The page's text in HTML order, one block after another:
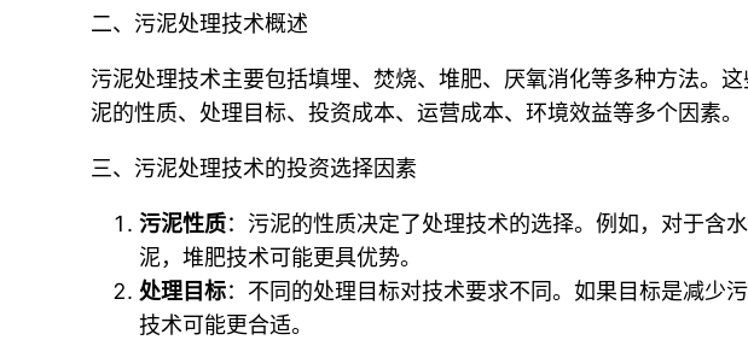
二、污泥处理技术概述
污泥处理技术主要包括填埋、焚烧、堆肥、厌氧消化等多种方法。
泥的性质、处理目标、投资成本、运营成本、环境效益等多个因素。
三、污泥处理技术的投资选择因素
污泥性质：污泥的性质决定了处理技术的选择。例如，对于含
泥，堆肥技术可能更具优势。
处理目标：不同的处理目标对技术要求不同。如果目标是减少
技术可能更合适。